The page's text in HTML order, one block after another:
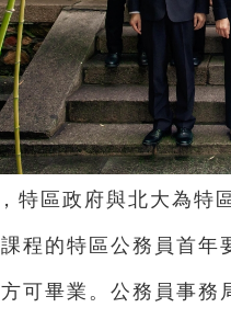
特區政府與北大為特
程的特區公務員首年
可畢業。公務員事